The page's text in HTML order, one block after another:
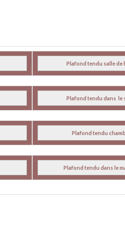
Plafond tendu salle de
Plafond tendu dans le
Plafond tendu
Plafond tendu dans le